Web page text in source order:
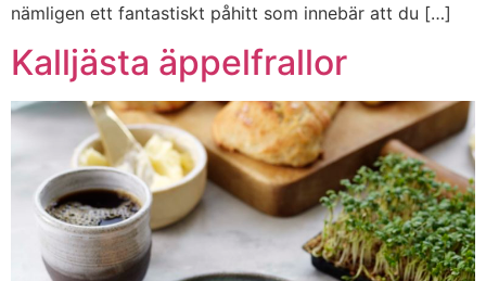
nämligen ett fantastiskt påhitt som innebär att du […]
Kalljästa äppelfrallor